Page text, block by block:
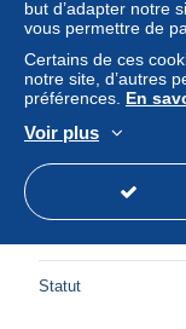
68058-
KONIGIN
Statut
but d’adapter notre
vous permettre de
Certains de ces
notre site, d’autres
préférences. En
Voir plus